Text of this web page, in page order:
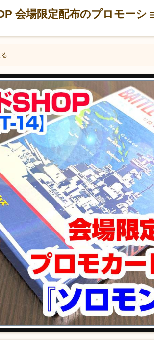
会場限定配布のプロモー